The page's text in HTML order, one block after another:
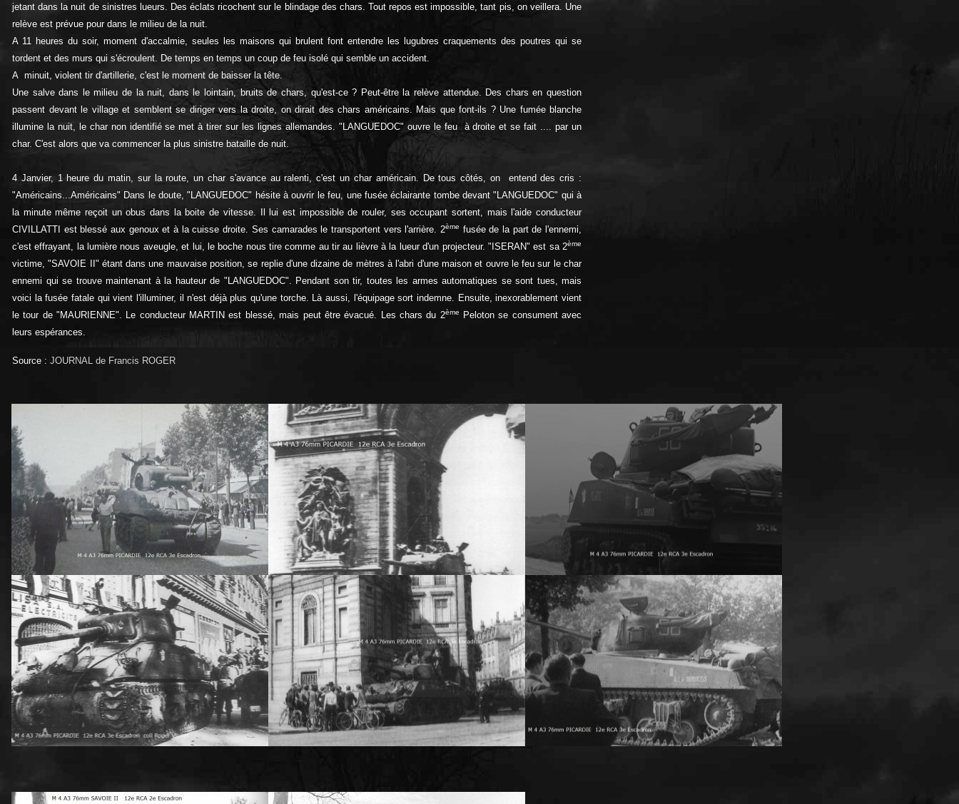
jetant dans la nuit de sinistres lueurs. Des éclats ricochent sur le blindage des chars. Tout repos est impossible, tant pis, on veillera. Une
relève est prévue pour dans le milieu de la nuit.
A 11 heures du soir, moment d'accalmie, seules les maisons qui brulent font entendre les lugubres craquements des poutres qui se
tordent et des murs qui s'écroulent. De temps en temps un coup de feu isolé qui semble un accident.
A minuit, violent tir d'artillerie, c'est le moment de baisser la tête.
Une salve dans le milieu de la nuit, dans le lointain, bruits de chars, qu'est-ce ? Peut-être la relève attendue. Des chars en question
passent devant le village et semblent se diriger vers la droite, on dirait des chars américains. Mais que font-ils ? Une fumée blanche
illumine la nuit, le char non identifié se met à tirer sur les lignes allemandes. "LANGUEDOC" ouvre le feu à droite et se fait .... par un
char. C'est alors que va commencer la plus sinistre bataille de nuit.
4 Janvier, 1 heure du matin, sur la route, un char s'avance au ralenti, c'est un char américain. De tous côtés, on entend des cris :
"Américains...Américains" Dans le doute, "LANGUEDOC" hésite à ouvrir le feu, une fusée éclairante tombe devant "LANGUEDOC" qui à
la minute même reçoit un obus dans la boite de vitesse. Il lui est impossible de rouler, ses occupant sortent, mais l'aide conducteur
CIVILLATTI est blessé aux genoux et à la cuisse droite. Ses camarades le transportent vers l'arrière. 2ème fusée de la part de l'ennemi,
c'est effrayant, la lumière nous aveugle, et lui, le boche nous tire comme au tir au lièvre à la lueur d'un projecteur. "ISERAN" est sa 2ème
victime, "SAVOIE II" étant dans une mauvaise position, se replie d'une dizaine de mètres à l'abri d'une maison et ouvre le feu sur le char
ennemi qui se trouve maintenant à la hauteur de "LANGUEDOC". Pendant son tir, toutes les armes automatiques se sont tues, mais
voici la fusée fatale qui vient l'illuminer, il n'est déjà plus qu'une torche. Là aussi, l'équipage sort indemne. Ensuite, inexorablement vient
le tour de "MAURIENNE". Le conducteur MARTIN est blessé, mais peut être évacué. Les chars du 2ème
Peloton se consument avec
leurs espérances.
Source : JOURNAL de Francis ROGER